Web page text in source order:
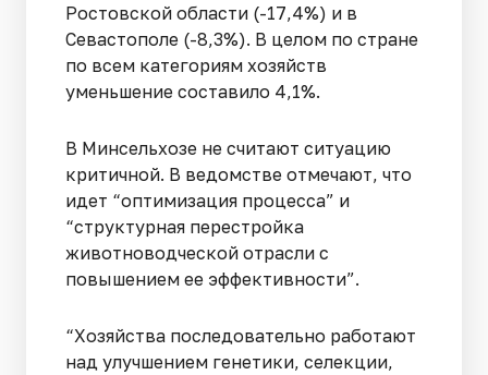
Ростовской области (-17,4%) и в
Севастополе (-8,3%). В целом по стране
по всем категориям хозяйств
уменьшение составило 4,1%.
В Минсельхозе не считают ситуацию
критичной. В ведомстве отмечают, что
идет “оптимизация процесса” и
“структурная перестройка
животноводческой отрасли с
повышением ее эффективности”.
“Хозяйства последовательно работают
над улучшением генетики, селекции,